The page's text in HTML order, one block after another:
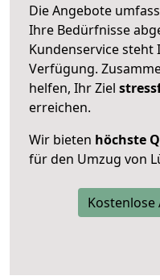
Die Angebote
Ihre Bedürfnisse
Kundenservice
Verfügung.
helfen, Ihr Ziel
erreichen.
Wir bieten höchste
für den Umzug von